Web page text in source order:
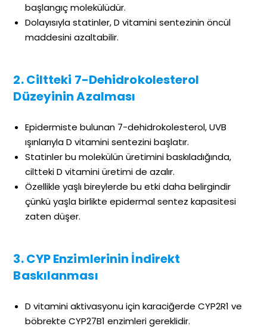
başlangıç molekülüdür.
Dolayısıyla statinler, D vitamini sentezinin öncül
maddesini azaltabilir.
2. Ciltteki 7-Dehidrokolesterol
Düzeyinin Azalması
Epidermiste bulunan 7-dehidrokolesterol, UVB
ışınlarıyla D vitamini sentezini başlatır.
Statinler bu molekülün üretimini baskıladığında,
ciltteki D vitamini üretimi de azalır.
Özellikle yaşlı bireylerde bu etki daha belirgindir
çünkü yaşla birlikte epidermal sentez kapasitesi
zaten düşer.
3. CYP Enzimlerinin İndirekt
Baskılanması
D vitamini aktivasyonu için karaciğerde CYP2R1 ve
böbrekte CYP27B1 enzimleri gereklidir.